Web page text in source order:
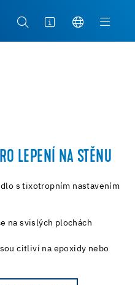
LEPENÍ NA STĚNU
s tixotropním nastavením
na svislých plochách
citliví na epoxidy nebo